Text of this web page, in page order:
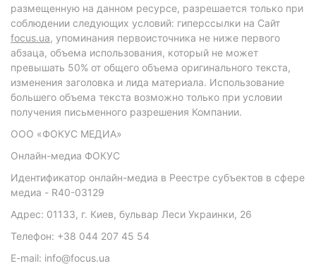
размещенную на данном ресурсе, разрешается только при
соблюдении следующих условий: гиперссылки на Сайт
focus.ua, упоминания первоисточника не ниже первого
абзаца, объема использования, который не может
превышать 50% от общего объема оригинального текста,
изменения заголовка и лида материала. Использование
большего объема текста возможно только при условии
получения письменного разрешения Компании.
ООО «ФОКУС МЕДИА»
Онлайн-медиа ФОКУС
Идентификатор онлайн-медиа в Реестре субъектов в сфере
медиа - R40-03129
Адрес: 01133, г. Киев, бульвар Леси Украинки, 26
Телефон: +38 044 207 45 54
E-mail: info@focus.ua